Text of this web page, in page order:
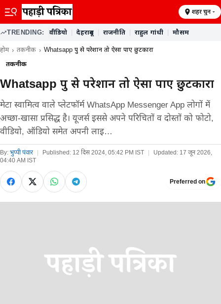
शहर चुनें
TRENDING: वीडियो देहरादून राजनीति राहुल गांधी मौसम
होम तकनीक Whatsapp ग्रुप से परेशान तो ऐसा पाए छुटकारा
तकनीक
Whatsapp ग्रुप से परेशान तो ऐसा पाए छुटकारा
मेटा स्वामित्व वाले प्लेटफॉर्म WhatsApp Messenger App लोगों में
अच्छा-खासा प्रसिद्ध है। यूजर्स इससे अपने परिचितों व दोस्तों को फोटो,
वीडियो, ऑडियो समेत अपनी लाइ…
By: भुप्पी पंवार Published: 12 दिस 2024, 05:42 PM IST Updated: 17 जून 2026,
04:40 AM IST
Preferred on